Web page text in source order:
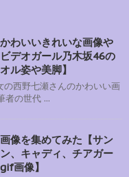
わいいきれいな画像や
デオガール乃木坂46の
ル姿や美脚】
の西野七瀬さんのかわいい画
者の世代 ...
像を集めてみた【サン
、キャディ、チアガー
画像】